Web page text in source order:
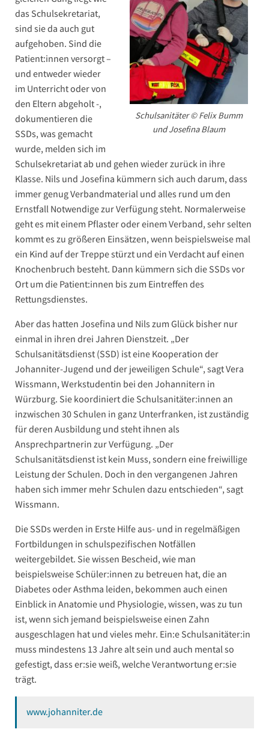
Schulsanitäter © Felix Bumm
und Josefina Blaum
das Schulsekretariat,
sind sie da auch gut
aufgehoben. Sind die
Patient:innen versorgt –
und entweder wieder
im Unterricht oder von
den Eltern abgeholt -,
dokumentieren die
SSDs, was gemacht
wurde, melden sich im
Schulsekretariat ab und gehen wieder zurück in ihre
Klasse. Nils und Josefina kümmern sich auch darum, dass
immer genug Verbandmaterial und alles rund um den
Ernstfall Notwendige zur Verfügung steht. Normalerweise
geht es mit einem Pflaster oder einem Verband, sehr selten
kommt es zu größeren Einsätzen, wenn beispielsweise mal
ein Kind auf der Treppe stürzt und ein Verdacht auf einen
Knochenbruch besteht. Dann kümmern sich die SSDs vor
Ort um die Patient:innen bis zum Eintreffen des
Rettungsdienstes.
Aber das hatten Josefina und Nils zum Glück bisher nur
einmal in ihren drei Jahren Dienstzeit. „Der
Schulsanitätsdienst (SSD) ist eine Kooperation der
Johanniter-Jugend und der jeweiligen Schule“, sagt Vera
Wissmann, Werkstudentin bei den Johannitern in
Würzburg. Sie koordiniert die Schulsanitäter:innen an
inzwischen 30 Schulen in ganz Unterfranken, ist zuständig
für deren Ausbildung und steht ihnen als
Ansprechpartnerin zur Verfügung. „Der
Schulsanitätsdienst ist kein Muss, sondern eine freiwillige
Leistung der Schulen. Doch in den vergangenen Jahren
haben sich immer mehr Schulen dazu entschieden“, sagt
Wissmann.
Die SSDs werden in Erste Hilfe aus- und in regelmäßigen
Fortbildungen in schulspezifischen Notfällen
weitergebildet. Sie wissen Bescheid, wie man
beispielsweise Schüler:innen zu betreuen hat, die an
Diabetes oder Asthma leiden, bekommen auch einen
Einblick in Anatomie und Physiologie, wissen, was zu tun
ist, wenn sich jemand beispielsweise einen Zahn
ausgeschlagen hat und vieles mehr. Ein:e Schulsanitäter:in
muss mindestens 13 Jahre alt sein und auch mental so
gefestigt, dass er:sie weiß, welche Verantwortung er:sie
trägt.
www.johanniter.de